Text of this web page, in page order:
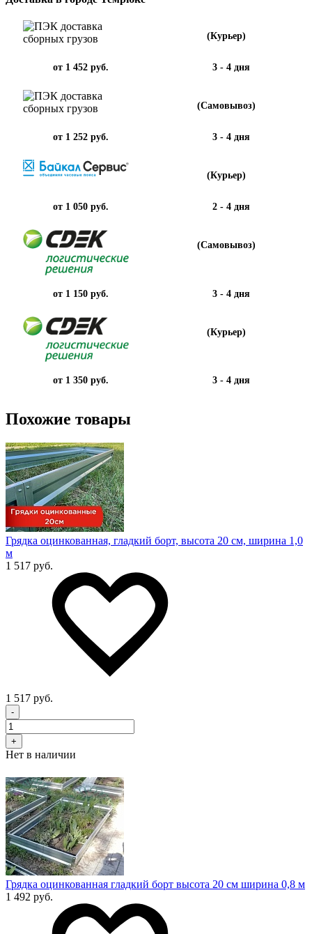
(Курьер)
от 1 452 руб. 3 - 4 дня
(Самовывоз)
от 1 252 руб. 3 - 4 дня
(Курьер)
от 1 050 руб. 2 - 4 дня
(Самовывоз)
от 1 150 руб. 3 - 4 дня
(Курьер)
от 1 350 руб. 3 - 4 дня
Похожие товары
Грядка оцинкованная, гладкий борт, высота 20 см, ширина 1,0
м
1 517 руб.
1 517 руб.
-
+
Нет в наличии
Грядка оцинкованная гладкий борт высота 20 см ширина 0,8 м
1 492 руб.